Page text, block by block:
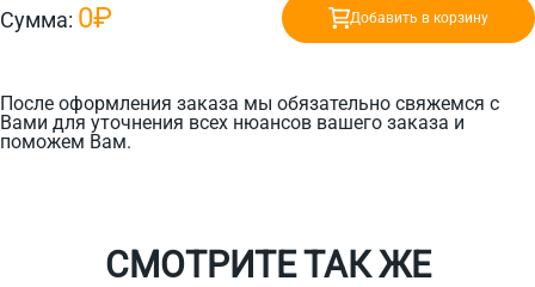
После оформления заказа мы обязательно свяжемся с
Вами для уточнения всех нюансов вашего заказа и
поможем Вам.
Сумма: 0₽ Добавить в корзину
СМОТРИТЕ ТАК ЖЕ